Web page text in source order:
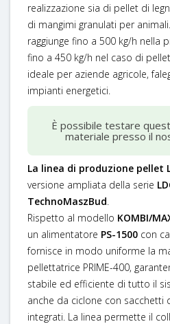
realizzazione sia di pellet di
di mangimi granulati per
raggiunge fino a 500 kg/h nella
fino a 450 kg/h nel caso di
ideale per aziende agricole,
impianti energetici.
È possibile testare
materiale presso il
La linea di produzione pellet
versione ampliata della serie
TechnoMaszBud
Rispetto al modello KOMBI/
un alimentatore PS-1500 con
fornisce in modo uniforme la
pellettatrice PRIME-400,
stabile ed efficiente di tutto il
anche da ciclone con sacchetti
integrati. La linea permette il